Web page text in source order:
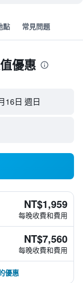
點 常見問題
優惠
16日 週日
NT$1,959
每晚收費和費用
NT$7,560
每晚收費和費用
優惠